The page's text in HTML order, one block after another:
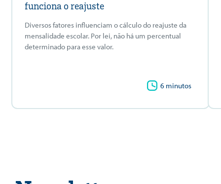
funciona o reajuste
Diversos fatores influenciam o cálculo do reajuste da
mensalidade escolar. Por lei, não há um percentual
determinado para esse valor.
6 minutos